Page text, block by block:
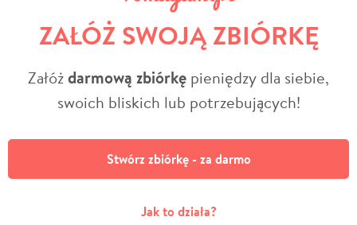
ZAŁÓŻ SWOJĄ ZBIÓRKĘ
Załóżdarmową zbiórkę pieniędzy dla siebie,
swoich bliskich lub potrzebujących!
Stwórz zbiórkę - za darmo
Jak to działa?